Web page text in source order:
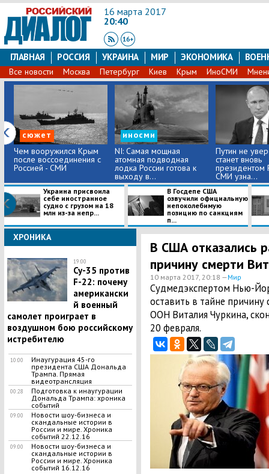
16 марта 2017
20:40
ГЛАВНАЯ РОССИЯ УКРАИНА МИР ЭКОНОМИКА
Все новости Москва Петербург Киев Крым ИноСМИ
сюжет
Чем вооружился Крым
после воссоединения с
Россией - СМИ
иносми
NI: Самая мощная
атомная подводная
лодка России готова к
выходу в...
Путин не
станет вновь
президентом
СМИ узна...
Украина присвоила
себе иностранное
судно с грузом на 18
млн из-за непр...
В Госдепе США
озвучили официальную
непоколебимую
позицию по санкциям
п...
ХРОНИКА
19:00
Су-35 против
F-22: почему
американски
й военный
самолет проиграет в
воздушном бою российскому
истребителю
10:00
Инаугурация 45-го
президента США Дональда
Трампа. Прямая
видеотрансляция
00:28
Подготовка к инаугурации
Дональда Трампа: хроника
событий
09:00
Новости шоу-бизнеса и
скандальные истории в
России и мире. Хроника
событий 22.12.16
09:00
Новости шоу-бизнеса и
скандальные истории в
России и мире. Хроника
событий 16.12.16
В США отказались
причину смерти
10 марта 2017, 20:18 —Мир
Судмедэкспертом Нью-
оставить в тайне
ООН Виталия Чуркина,
20 февраля.